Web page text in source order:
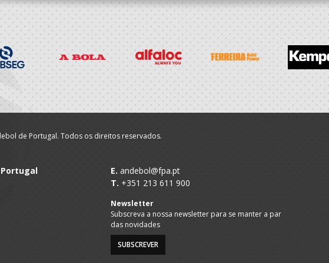
de Portugal. Todos os direitos reservados.
Portugal
E. andebol@fpa.pt
T. +351 213 611 900
Newsletter
Subscreva a nossa newsletter para se manter a par
das novidades
SUBSCREVER